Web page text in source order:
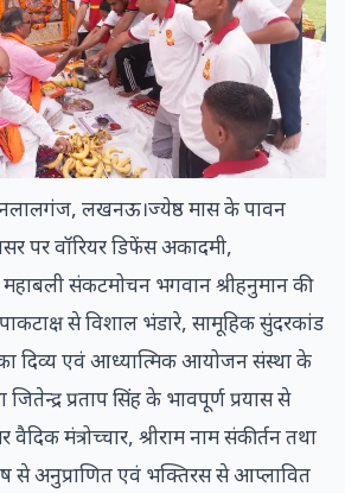
लखनऊ।ज्येष्ठ मास के पावन
पर वॉरियर डिफेंस अकादमी,
संकटमोचन भगवान श्रीहनुमान की
से विशाल भंडारे, सामूहिक सुंदरकांड
दिव्य एवं आध्यात्मिक आयोजन संस्था के
प्रताप सिंह के भावपूर्ण प्रयास से
मंत्रोच्चार, श्रीराम नाम संकीर्तन तथा
से अनुप्राणित एवं भक्तिरस से आप्लावित